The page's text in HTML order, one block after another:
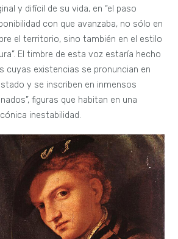
y difícil de su vida, en “el paso
con que avanzaba, no sólo en
el territorio, sino también en el estilo
El timbre de esta voz estaría hecho
cuyas existencias se pronuncian en
y se inscriben en inmensos
figuras que habitan en una
inestabilidad.